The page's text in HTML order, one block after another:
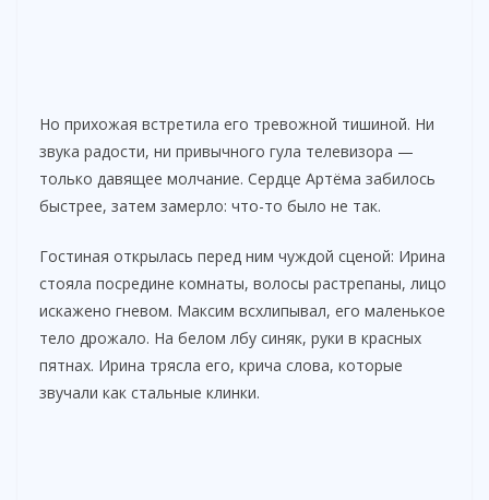
Но прихожая встретила его тревожной тишиной. Ни
звука радости, ни привычного гула телевизора —
только давящее молчание. Сердце Артёма забилось
быстрее, затем замерло: что-то было не так.
Гостиная открылась перед ним чуждой сценой: Ирина
стояла посредине комнаты, волосы растрепаны, лицо
искажено гневом. Максим всхлипывал, его маленькое
тело дрожало. На белом лбу синяк, руки в красных
пятнах. Ирина трясла его, крича слова, которые
звучали как стальные клинки.